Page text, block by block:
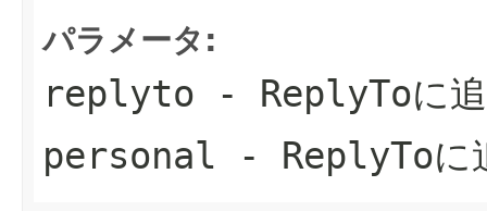
パラメータ:
replyto - ReplyToに追
personal - ReplyToに